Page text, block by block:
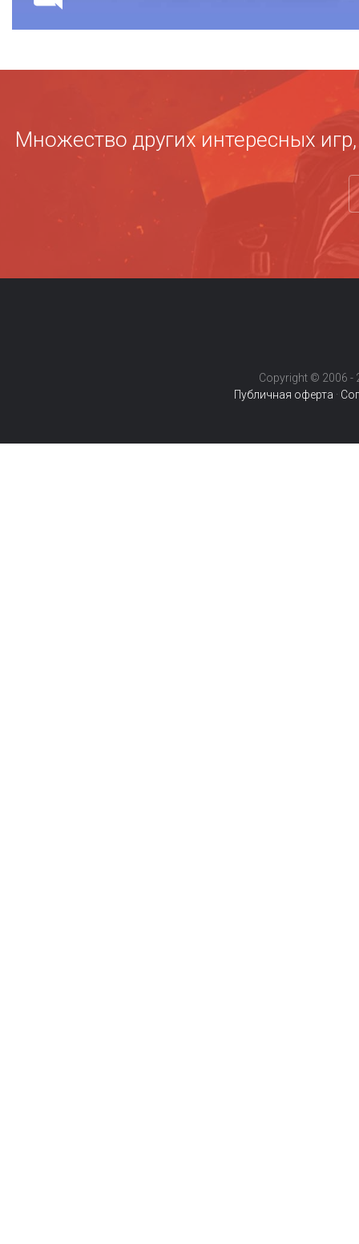
ZoS
Множество других интересных
Copyright © 2006 -
Публичная оферта ·